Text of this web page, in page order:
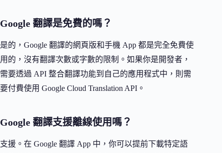
Google 翻譯是免費的嗎？
是的，Google 翻譯的網頁版和手機 App 都是完全免費使
用的，沒有翻譯次數或字數的限制。如果你是開發者，
需要透過 API 整合翻譯功能到自己的應用程式中，則需
要付費使用 Google Cloud Translation API。
Google 翻譯支援離線使用嗎？
支援。在 Google 翻譯 App 中，你可以提前下載特定語